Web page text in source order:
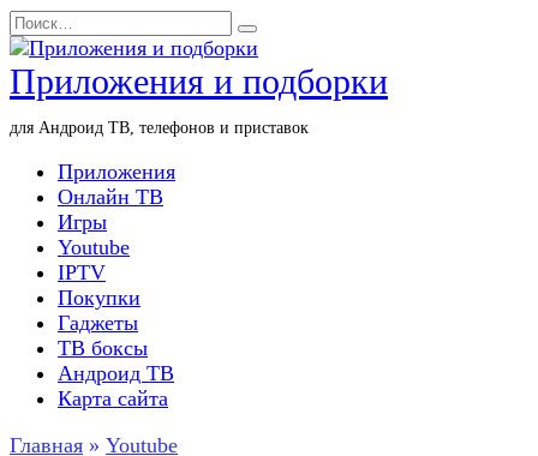
Перейти
к
содержанию
Search
for:
Приложения и подборки
для Андроид ТВ, телефонов и приставок
Приложения
Онлайн ТВ
Игры
Youtube
IPTV
Покупки
Гаджеты
ТВ боксы
Андроид ТВ
Карта сайта
Главная » Youtube